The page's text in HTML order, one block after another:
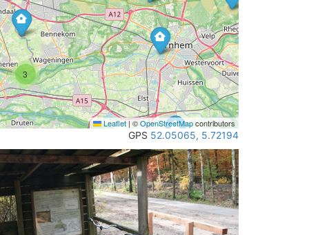
3
Leaflet|©OpenStreetMapcontributors
GPS 52.05065, 5.72194